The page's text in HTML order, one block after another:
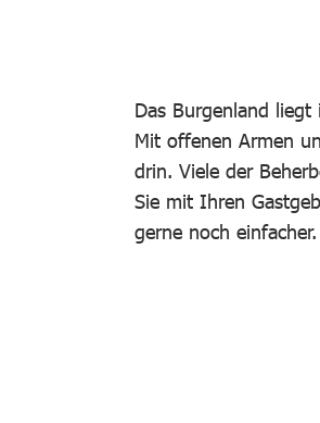
Das Burgenland
Mit offenen Armen
drin. Viele der
Sie mit Ihren
gerne noch einfacher.